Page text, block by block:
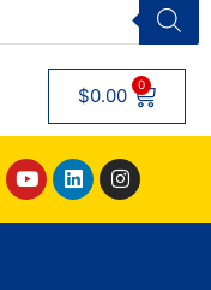
$0.00
0